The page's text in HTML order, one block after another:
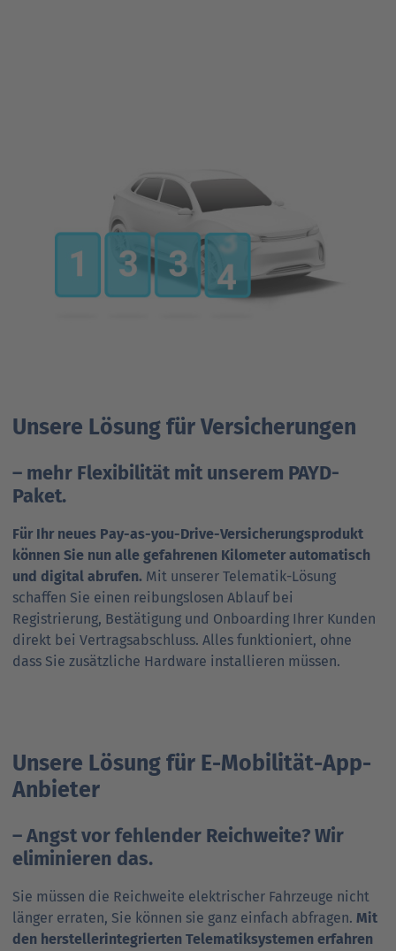
Unsere Lösung für Versicherungen
– mehr Flexibilität mit unserem PAYD-
Paket.
Für Ihr neues Pay-as-you-Drive-Versicherungsprodukt
können Sie nun alle gefahrenen Kilometer automatisch
und digital abrufen. Mit unserer Telematik-Lösung
schaffen Sie einen reibungslosen Ablauf bei
Registrierung, Bestätigung und Onboarding Ihrer Kunden
direkt bei Vertragsabschluss. Alles funktioniert, ohne
dass Sie zusätzliche Hardware installieren müssen.
Unsere Lösung für E-Mobilität-App-
Anbieter
– Angst vor fehlender Reichweite? Wir
eliminieren das.
Sie müssen die Reichweite elektrischer Fahrzeuge nicht
länger erraten, Sie können sie ganz einfach abfragen. Mit
den hersteller­integrierten Telematik­systemen erfahren